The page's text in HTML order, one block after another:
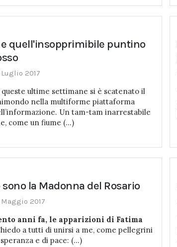
e quell'insopprimibile puntino
Luglio 2017
ultime settimane si è scatenato il
nella multiforme piattaforma
Un tam-tam inarrestabile
come un fiume (...)
sono la Madonna del Rosario
Maggio 2017
anni fa, le apparizioni di Fatima
a tutti di unirsi a me, come pellegrini
e di pace: (...)